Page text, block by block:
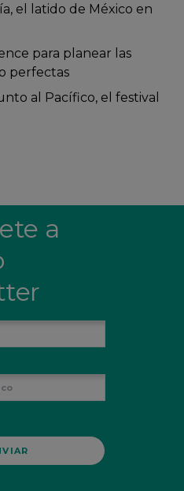
el latido de México en
para planear las
perfectas
al Pacífico, el festival
a